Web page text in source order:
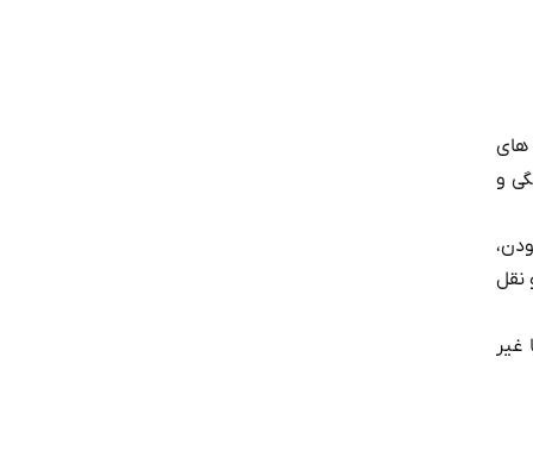
های
و
نقل